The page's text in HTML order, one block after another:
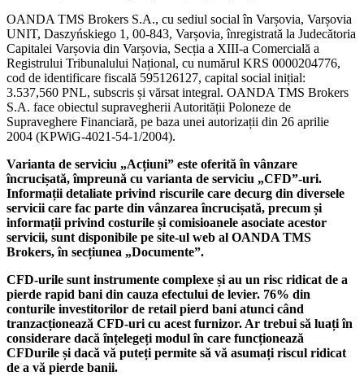
OANDA TMS Brokers S.A., cu sediul social în Varșovia, Varșovia
UNIT, Daszyńskiego 1, 00-843, Varșovia, înregistrată la Judecătoria
Capitalei Varșovia din Varșovia, Secția a XIII-a Comercială a
Registrului Tribunalului Național, cu numărul KRS 0000204776,
cod de identificare fiscală 595126127, capital social inițial:
3.537,560 PNL, subscris și vărsat integral. OANDA TMS Brokers
S.A. face obiectul supravegherii Autorității Poloneze de
Supraveghere Financiară, pe baza unei autorizații din 26 aprilie
2004 (KPWiG-4021-54-1/2004).
Varianta de serviciu „Acțiuni” este oferită în vânzare
încrucișată, împreună cu varianta de serviciu „CFD”-uri.
Informații detaliate privind riscurile care decurg din diversele
servicii care fac parte din vânzarea încrucișată, precum și
informații privind costurile și comisioanele asociate acestor
servicii, sunt disponibile pe site-ul web al OANDA TMS
Brokers, în secțiunea „Documente”.
CFD-urile sunt instrumente complexe și au un risc ridicat de a
pierde rapid bani din cauza efectului de levier. 76% din
conturile investitorilor de retail pierd bani atunci când
tranzacționează CFD-uri cu acest furnizor. Ar trebui să luați în
considerare dacă înțelegeți modul în care funcționează
CFDurile și dacă vă puteți permite să vă asumați riscul ridicat
de a vă pierde banii.